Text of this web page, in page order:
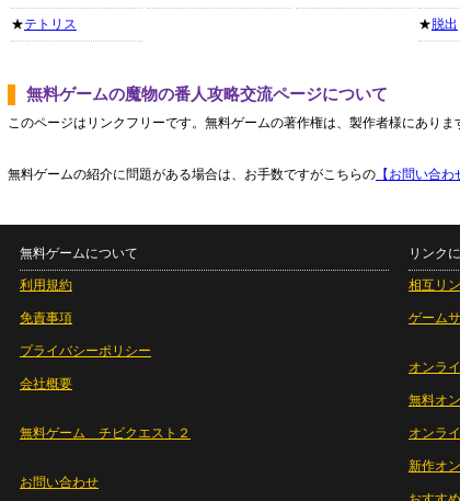
★テトリス ★ 脱出
無料ゲームの魔物の番人攻略交流ページについて
このページはリンクフリーです。無料ゲームの著作権は、製作者様にありま
無料ゲームの紹介に問題がある場合は、お手数ですがこちらの 【お問い合わ
無料ゲームについて
利用規約
免責事項
プライバシーポリシー
会社概要
無料ゲーム チビクエスト２
お問い合わせ
リンク
相互リ
ゲーム
オンラ
無料オ
オンラ
新作オ